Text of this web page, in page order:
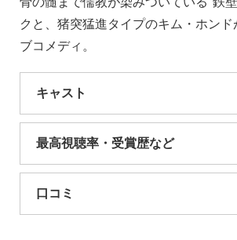
クと、猪突猛進タイプのキム・ホンド
ブコメディ。
キャスト
最高視聴率・受賞歴など
口コミ